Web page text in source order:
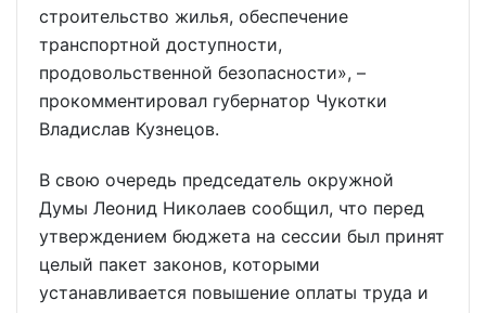
строительство жилья, обеспечение
транспортной доступности,
продовольственной безопасности», –
прокомментировал губернатор Чукотки
Владислав Кузнецов.
В свою очередь председатель окружной
Думы Леонид Николаев сообщил, что перед
утверждением бюджета на сессии был принят
целый пакет законов, которыми
устанавливается повышение оплаты труда и